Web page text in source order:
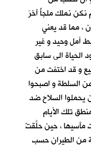
نكن نملك ملجأً آخرَ
، مما قد يعني
أمل وحيد و غير
الى سابق
و قد اختفت من
السلطة و اصبحوا
يحملوا السلاح ضد
تلك الأيام
مآسيها ، حين حلَّقتْ
من الطيران حسب